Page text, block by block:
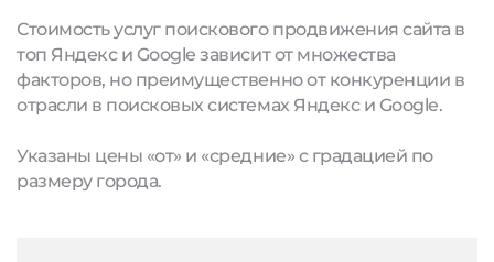
Стоимость услуг поискового продвижения сайта в
топ Яндекс и Google зависит от множества
факторов, но преимущественно от конкуренции в
отрасли в поисковых системах Яндекс и Google.
Указаны цены «от» и «средние» с градацией по
размеру города.